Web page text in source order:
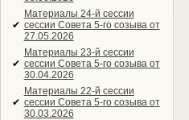
✔
Материалы 24-й сессии
сессии Совета 5-го созыва от
27.05.2026
✔
Материалы 23-й сессии
сессии Совета 5-го созыва от
30.04.2026
✔
Материалы 22-й сессии
сессии Совета 5-го созыва от
30.03.2026